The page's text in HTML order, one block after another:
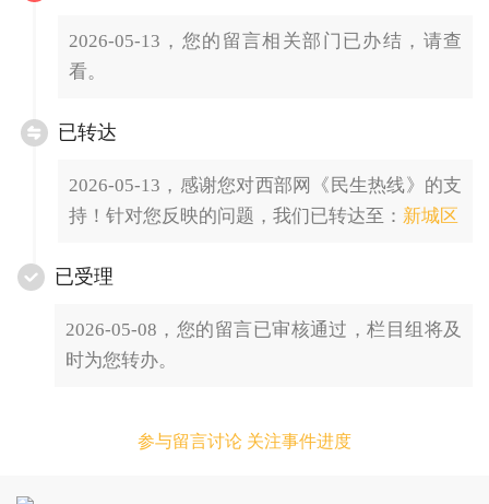
2026-05-13，您的留言相关部门已办结，请查
看。
已转达
2026-05-13，感谢您对西部网《民生热线》的支
持！针对您反映的问题，我们已转达至： 新城区
已受理
2026-05-08，您的留言已审核通过，栏目组将及
时为您转办。
参与留言讨论 关注事件进度